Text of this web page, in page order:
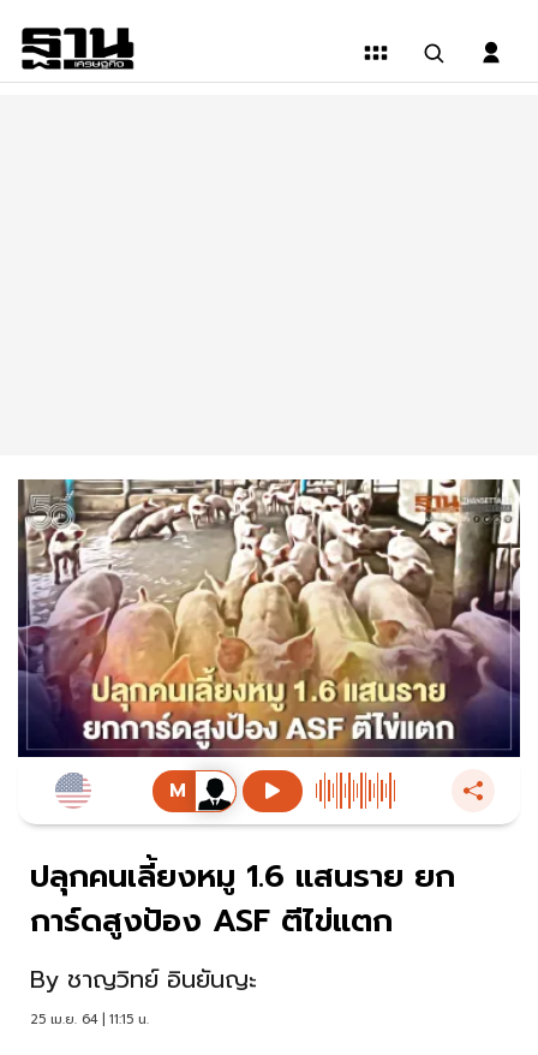
ปลุกคนเลี้ยงหมู 1.6 แสนราย ยก
การ์ดสูงป้อง ASF ตีไข่แตก
By ชาญวิทย์ อินยันญะ
25 เม.ย. 64 | 11:15 น.